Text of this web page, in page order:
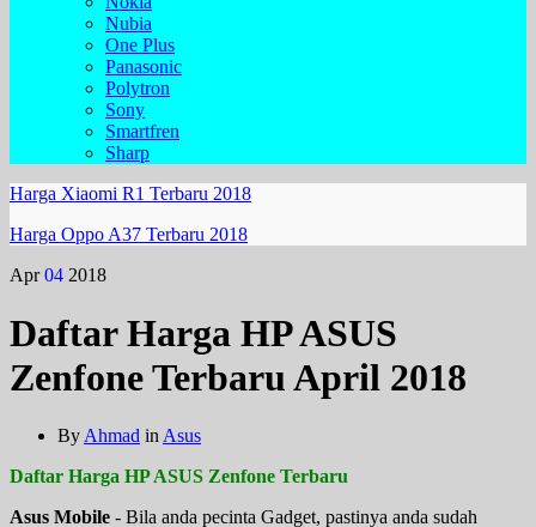
Nubia
One Plus
Panasonic
Polytron
Sony
Smartfren
Sharp
Harga Xiaomi R1 Terbaru 2018
Harga Oppo A37 Terbaru 2018
Apr 04 2018
Daftar Harga HP ASUS
Zenfone Terbaru April 2018
ByAhmad inAsus
Daftar Harga HP ASUS Zenfone Terbaru
Asus Mobile - Bila anda pecinta Gadget, pastinya anda sudah